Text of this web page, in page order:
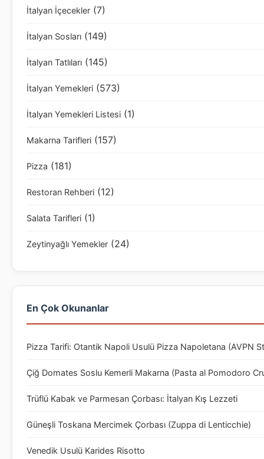
İtalyan İçecekler (7)
İtalyan Sosları (149)
İtalyan Tatlıları (145)
İtalyan Yemekleri (573)
İtalyan Yemekleri Listesi (1)
Makarna Tarifleri (157)
Pizza (181)
Restoran Rehberi (12)
Salata Tarifleri (1)
Zeytinyağlı Yemekler (24)
En Çok Okunanlar
Pizza Tarifi: Otantik Napoli Usulü Pizza Napoletana (AVPN
Çiğ Domates Soslu Kemerli Makarna (Pasta al Pomodoro
Trüflü Kabak ve Parmesan Çorbası: İtalyan Kış Lezzeti
Güneşli Toskana Mercimek Çorbası (Zuppa di Lenticchie)
Venedik Usulü Karides Risotto